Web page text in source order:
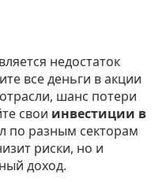
недостаток
все деньги в акции
шанс потери
свои инвестиции в
по разным секторам
риски, но и
доход.